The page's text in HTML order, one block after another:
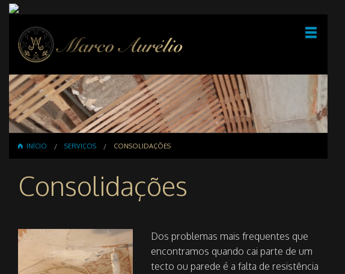
INÍCIO SERVIÇOS CONSOLIDAÇÕES
Consolidações
Dos problemas mais frequentes que
encontramos quando cai parte de um
tecto ou parede é a falta de resistência